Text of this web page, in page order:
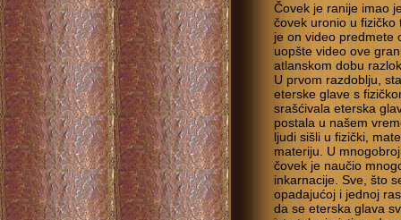
Čovek je ranije imao
čovek uronio u fizičko
je on video predmete
uopšte video ove
atlanskom dobu
U prvom razdoblju,
eterske glave s
srašćivala eterska
postala u našem
ljudi sišli u fizički,
materiju. U
čovek je naučio
inkarnacije. Sve, što
opadajućoj i jednoj
da se eterska glava